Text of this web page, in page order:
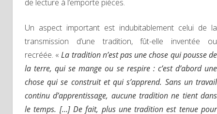
de lecture à l’emporte pièces.
Un aspect important est indubitablement celui de la
transmission d’une tradition, fût-elle inventée ou
recréée. «La tradition n’est pas une chose qui pousse de
la terre, qui se mange ou se respire : c’est d’abord une
chose qui se construit et qui s’apprend. Sans un travail
continu d’apprentissage, aucune tradition ne tient dans
le temps. […] De fait, plus une tradition est tenue pour